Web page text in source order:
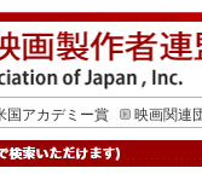
国アカデミー賞 映画関連